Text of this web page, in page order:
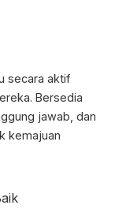
secara aktif
Bersedia
jawab, dan
kemajuan